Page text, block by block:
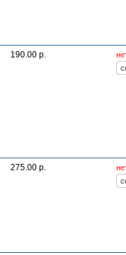
190.00 р.
275.00 р.